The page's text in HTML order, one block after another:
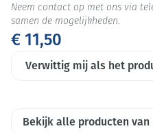
€ 11,50
Verwittig mij als het
Neem contact op met ons via
samen de mogelijkheden.
Bekijk alle producten van